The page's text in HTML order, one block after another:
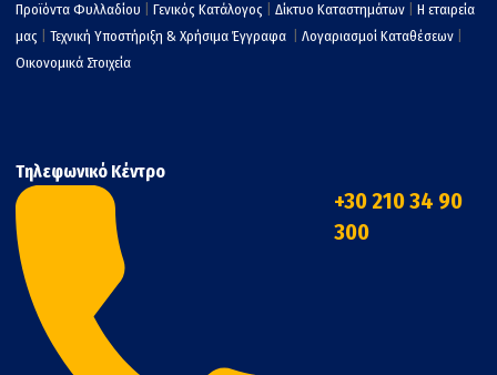
Προϊόντα Φυλλαδίου Γενικός Κατάλογος Δίκτυο Καταστημάτων
Η εταιρεία
μας
Τεχνική Υποστήριξη & Χρήσιμα Έγγραφα Λογαριασμοί Καταθέσεων
Οικονομικά Στοιχεία
Τηλεφωνικό Κέντρο
+30 210 34 90
300